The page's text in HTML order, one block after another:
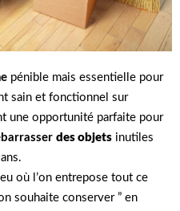
pénible mais essentielle pour
sain et fonctionnel sur
une opportunité parfaite pour
des objets inutiles
où l’on entrepose tout ce
souhaite conserver ” en